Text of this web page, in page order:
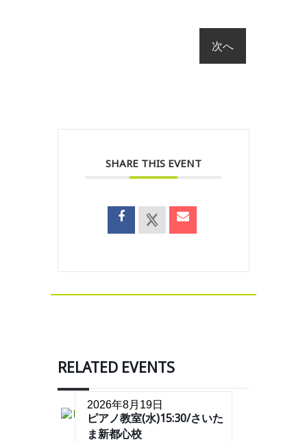
SHARE THIS EVENT
RELATED EVENTS
2026年8月19日
ピアノ教室(水)15:30/さいた
ま新都心校